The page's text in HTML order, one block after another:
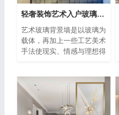
轻奢装饰艺术入户玻璃背景墙
艺术玻璃背景墙是以玻璃为
载体，再加上一些工艺美术
手法使现实、情感与理想得